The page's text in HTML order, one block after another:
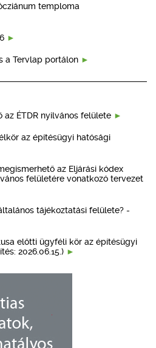
temploma
a Tervlap portálon
az ÉTDR nyilvános felülete
az építésügyi hatósági
az Eljárási kódex
felületére vonatkozó tervezet
tájékoztatási felülete? -
előtti ügyféli kör az építésügyi
2026.06.15.)